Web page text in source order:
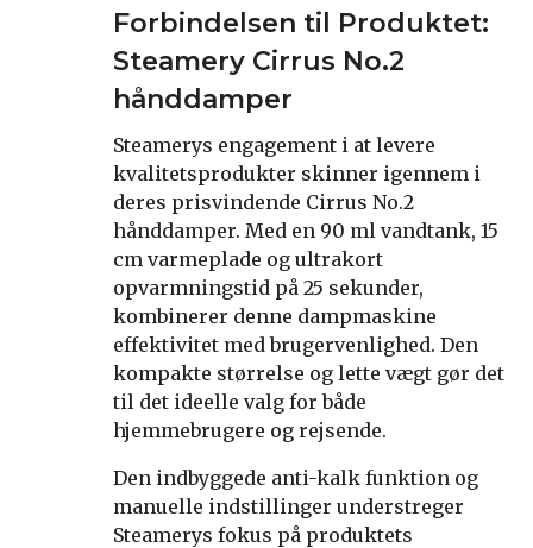
Forbindelsen til Produktet:
Steamery Cirrus No.2
hånddamper
Steamerys engagement i at levere
kvalitetsprodukter skinner igennem i
deres prisvindende Cirrus No.2
hånddamper. Med en 90 ml vandtank, 15
cm varmeplade og ultrakort
opvarmningstid på 25 sekunder,
kombinerer denne dampmaskine
effektivitet med brugervenlighed. Den
kompakte størrelse og lette vægt gør det
til det ideelle valg for både
hjemmebrugere og rejsende.
Den indbyggede anti-kalk funktion og
manuelle indstillinger understreger
Steamerys fokus på produktets